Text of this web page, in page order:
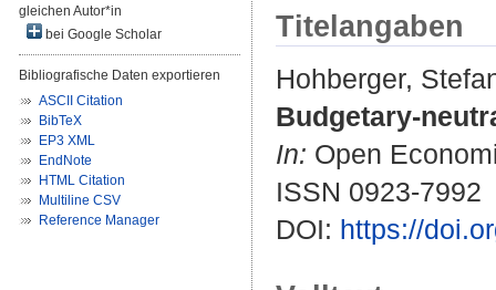
gleichen Autor*in
bei Google Scholar
Bibliografische Daten exportieren
ASCII Citation
BibTeX
EP3 XML
EndNote
HTML Citation
Multiline CSV
Reference Manager
Titelangaben
Hohberger,
Budgetary-
In: Open
ISSN 0923-7992
DOI: https://